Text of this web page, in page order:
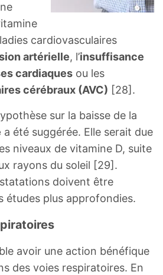
cardiovasculaires
artérielle, l’insuffisance
cardiaques ou les
cérébraux (AVC) [28].
sur la baisse de la
a été suggérée. Elle serait due
niveaux de vitamine D, suite
rayons du soleil [29].
doivent être
études plus approfondies.
avoir une action bénéfique
des voies respiratoires. En